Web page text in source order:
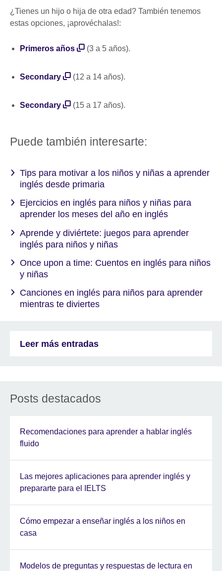
¿Tienes un hijo o hija de otra edad? También tenemos
estas opciones, ¡aprovéchalas!:
Primeros años (3 a 5 años).
Secondary (12 a 14 años).
Secondary (15 a 17 años).
Puede también interesarte:
Tips para motivar a los niños y niñas a aprender
inglés desde primaria
Ejercicios en inglés para niños y niñas para
aprender los meses del año en inglés
Aprende y diviértete: juegos para aprender
inglés para niños y niñas
Once upon a time: Cuentos en inglés para niños
y niñas
Canciones en inglés para niños para aprender
mientras te diviertes
Leer más entradas
Posts destacados
Recomendaciones para aprender a hablar inglés
fluido
Las mejores aplicaciones para aprender inglés y
prepararte para el IELTS
Cómo empezar a enseñar inglés a los niños en
casa
Modelos de preguntas y respuestas de lectura en